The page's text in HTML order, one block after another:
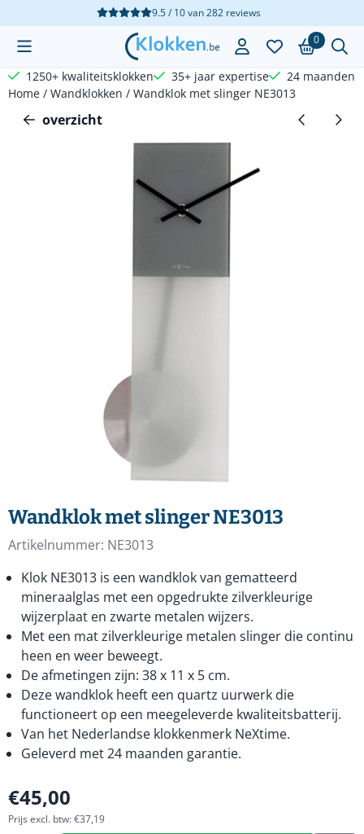
Cookievoorkeuren zijn beschikbaar. Kies instellingen of sta
9.5 / 10van282reviews
0
1250+ kwaliteitsklokken 35+ jaar expertise
24 maanden
Home / Wandklokken / Wandklok met slinger NE3013
overzicht
Wandklok met slinger NE3013
Artikelnummer: NE3013
Klok NE3013 is een wandklok van gematteerd
mineraalglas met een opgedrukte zilverkleurige
wijzerplaat en zwarte metalen wijzers.
Met een mat zilverkleurige metalen slinger die continu
heen en weer beweegt.
De afmetingen zijn: 38 x 11 x 5 cm.
Deze wandklok heeft een quartz uurwerk die
functioneert op een meegeleverde kwaliteitsbatterij.
Van het Nederlandse klokkenmerk NeXtime.
Geleverd met 24 maanden garantie.
€45,00
Prijs excl. btw:€37,19